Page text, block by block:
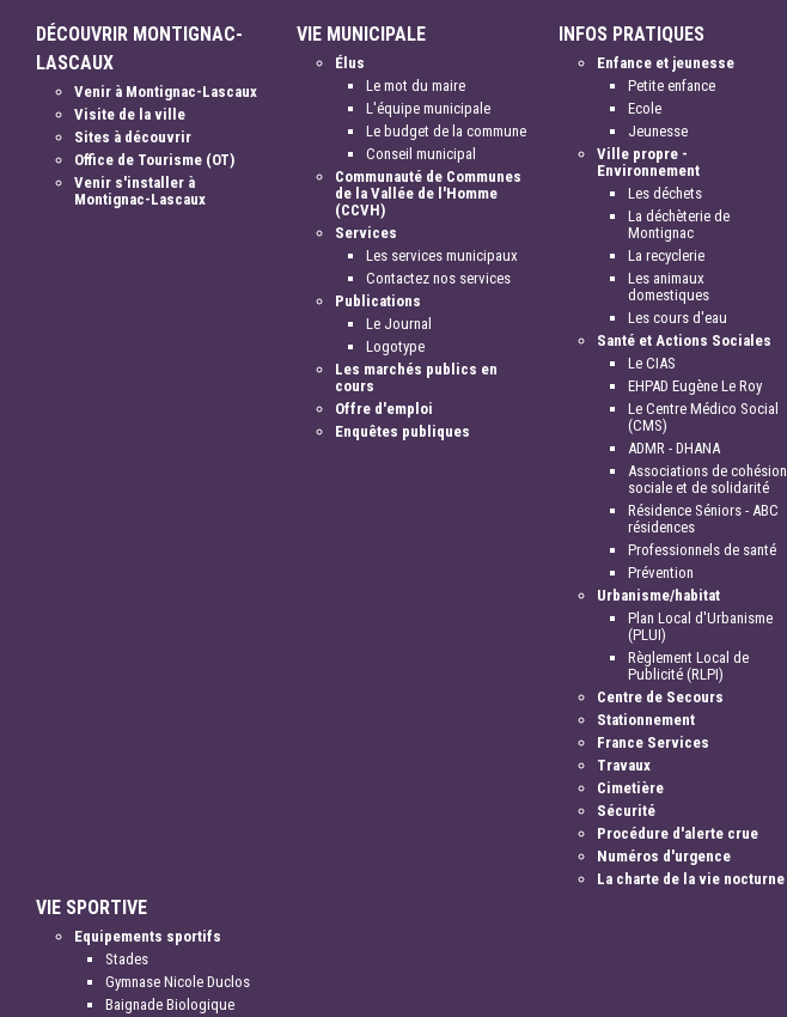
DÉCOUVRIR MONTIGNAC-
LASCAUX
Venir à Montignac-Lascaux
Visite de la ville
Sites à découvrir
Office de Tourisme (OT)
Venir s'installer à
Montignac-Lascaux
VIE MUNICIPALE
Élus
Le mot du maire
L'équipe municipale
Le budget de la commune
Conseil municipal
Communauté de Communes
de la Vallée de l'Homme
(CCVH)
Services
Les services municipaux
Contactez nos services
Publications
Le Journal
Logotype
Les marchés publics en
cours
Offre d'emploi
Enquêtes publiques
INFOS PRATIQUES
Enfance et jeunesse
Petite enfance
Ecole
Jeunesse
Ville propre -
Environnement
Les déchets
La déchèterie de
Montignac
La recyclerie
Les animaux
domestiques
Les cours d'eau
Santé et Actions Sociales
Le CIAS
EHPAD Eugène Le Roy
Le Centre Médico Social
(CMS)
ADMR - DHANA
Associations de cohésion
sociale et de solidarité
Résidence Séniors - ABC
résidences
Professionnels de santé
Prévention
Urbanisme/habitat
Plan Local d'Urbanisme
(PLUI)
Règlement Local de
Publicité (RLPI)
Centre de Secours
Stationnement
France Services
Travaux
Cimetière
Sécurité
Procédure d'alerte crue
Numéros d'urgence
La charte de la vie nocturne
VIE SPORTIVE
Equipements sportifs
Stades
Gymnase Nicole Duclos
Baignade Biologique